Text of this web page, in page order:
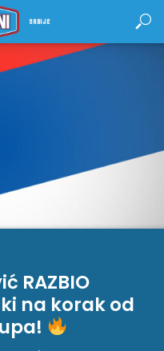
SRBIJE
RAZBIO
na korak od